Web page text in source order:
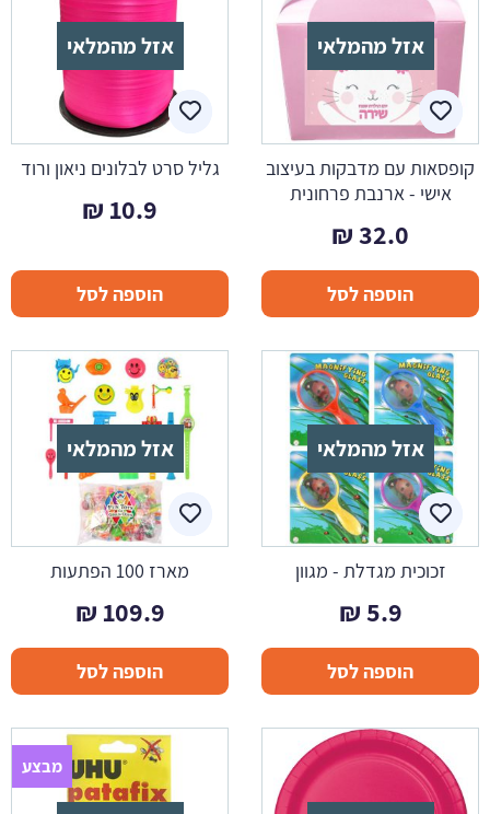
אזל מהמלאי
קופסאות עם מדבקות בעיצוב
אישי - ארנבת פרחונית
32.0
₪
הוספה לסל
אזל מהמלאי
גליל סרט לבלונים ניאון ורוד
10.9
₪
הוספה לסל
אזל מהמלאי
זכוכית מגדלת - מגוון
5.9
₪
הוספה לסל
אזל מהמלאי
מארז 100 הפתעות
109.9
₪
הוספה לסל
מבצע